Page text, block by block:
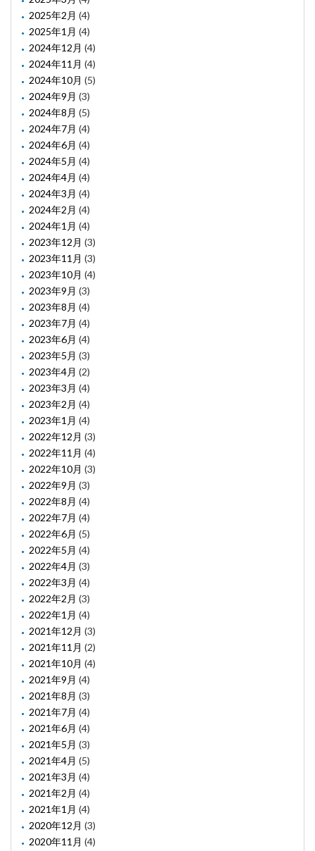
2025年2月 (4)
2025年1月 (4)
2024年12月 (4)
2024年11月 (4)
2024年10月 (5)
2024年9月 (3)
2024年8月 (5)
2024年7月 (4)
2024年6月 (4)
2024年5月 (4)
2024年4月 (4)
2024年3月 (4)
2024年2月 (4)
2024年1月 (4)
2023年12月 (3)
2023年11月 (3)
2023年10月 (4)
2023年9月 (3)
2023年8月 (4)
2023年7月 (4)
2023年6月 (4)
2023年5月 (3)
2023年4月 (2)
2023年3月 (4)
2023年2月 (4)
2023年1月 (4)
2022年12月 (3)
2022年11月 (4)
2022年10月 (3)
2022年9月 (3)
2022年8月 (4)
2022年7月 (4)
2022年6月 (5)
2022年5月 (4)
2022年4月 (3)
2022年3月 (4)
2022年2月 (3)
2022年1月 (4)
2021年12月 (3)
2021年11月 (2)
2021年10月 (4)
2021年9月 (4)
2021年8月 (3)
2021年7月 (4)
2021年6月 (4)
2021年5月 (3)
2021年4月 (5)
2021年3月 (4)
2021年2月 (4)
2021年1月 (4)
2020年12月 (3)
2020年11月 (4)